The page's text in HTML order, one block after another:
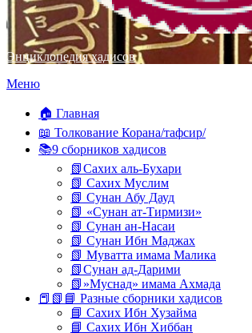
Энциклопедия хадисов
Перейти
содержимому
Меню
🏠 Главная
📖 Толкование Корана/тафсир/
📚9 сборников хадисов
📗Сахих аль-Бухари
📗 Сахих Муслим
📗 Сунан Абу Дауд
📗 «Сунан ат-Тирмизи»
📗 Сунан ан-Насаи
📗 Сунан Ибн Маджах
📗 Муватта имама Малика
📗Сунан ад-Дарими
📗»Муснад» имама Ахмада
📕📗📘 Разные сборники хадисов
📘 Сахих Ибн Хузайма
📘 Сахих Ибн Хиббан